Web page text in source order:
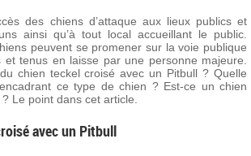
des chiens d’attaque aux lieux publics et
ainsi qu’à tout local accueillant le public.
peuvent se promener sur la voie publique
et tenus en laisse par une personne majeure.
chien teckel croisé avec un Pitbull ? Quelle
ce type de chien ? Est-ce un chien
Le point dans cet article.
avec un Pitbull